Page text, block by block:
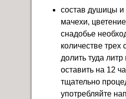
состав душицы и
мачехи,
снадобье
количестве трех
долить туда литр
оставить на 12
тщательно
употребляйте